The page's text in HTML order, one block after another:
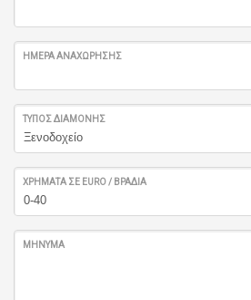
ΗΜΈΡΑ ΑΝΑΧΏΡΗΣΗΣ
ΤΎΠΟΣ ΔΙΑΜΟΝΉΣ
ΧΡΉΜΑΤΑ ΣΕ EURO / ΒΡΑΔΙΆ
ΜΉΝΥΜΑ